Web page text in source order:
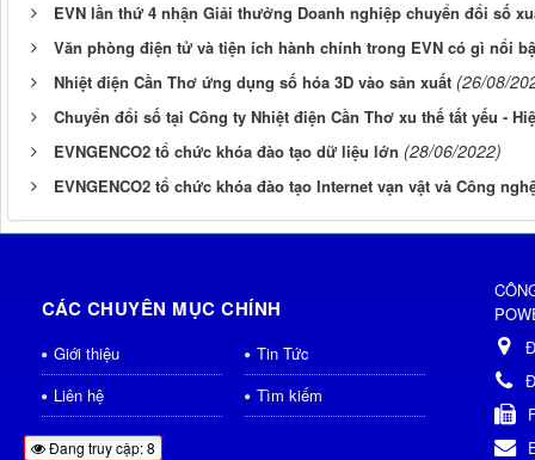
EVN lần thứ 4 nhận Giải thưởng Doanh nghiệp chuyển đổi số
Văn phòng điện tử và tiện ích hành chính trong EVN có gì nổi
Nhiệt điện Cần Thơ ứng dụng số hóa 3D vào sản xuất (26/08/
Chuyển đổi số tại Công ty Nhiệt điện Cần Thơ xu thế tất yếu -
EVNGENCO2 tổ chức khóa đào tạo dữ liệu lớn (28/06/2022)
EVNGENCO2 tổ chức khóa đào tạo Internet vạn vật và Công
CÁC CHUYÊN MỤC CHÍNH
Giới thiệu
Tin Tức
Liên hệ
Tìm kiếm
Đang truy cập: 8